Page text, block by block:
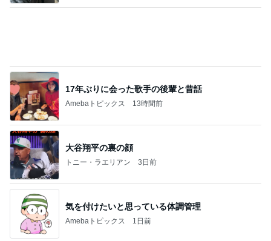
17年ぶりに会った歌手の後輩と昔話
Amebaトピックス 13時間前
大谷翔平の裏の顔
トニー・ラエリアン 3日前
気を付けたいと思っている体調管理
Amebaトピックス 1日前